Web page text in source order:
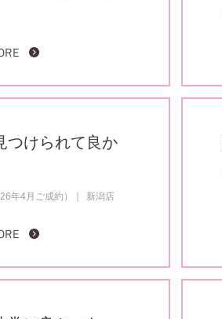
つけられて良か
年4月ご成約） 新潟店